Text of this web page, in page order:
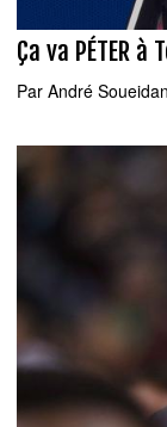
Ça va PÉTER à
Par André Soueidan